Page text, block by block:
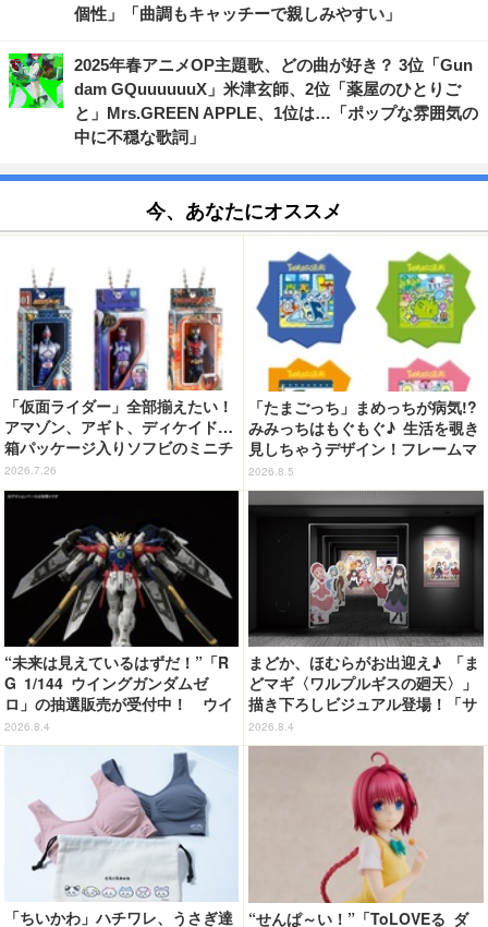
個性」「曲調もキャッチーで親しみやすい」
2025年春アニメOP主題歌、どの曲が好き？ 3位「Gun
dam GQuuuuuuX」米津玄師、2位「薬屋のひとりご
と」Mrs.GREEN APPLE、1位は…「ポップな雰囲気の
中に不穏な歌詞」
今、あなたにオススメ
「仮面ライダー」全部揃えたい！
アマゾン、アギト、ディケイド…
箱パッケージ入りソフビのミニチ
ュアが登場
2026.7.26
「たまごっち」まめっちが病気!?
みみっちはもぐもぐ♪ 生活を覗き
見しちゃうデザイン！フレームマ
グネット「ぴたっとフレーム」登
場☆
2026.8.5
“未来は見えているはずだ！”「R
G 1/144 ウイングガンダムゼ
ロ」の抽選販売が受付中！ ウイ
ングバインダーにRGならではの
ギミックを搭載
2026.8.4
まどか、ほむらがお出迎え♪ 「ま
どマギ〈ワルプルギスの廻天〉」
描き下ろしビジュアル登場！「サ
ンシャインシティプリンスホテ
ル」コラボ開催
2026.8.4
「ちいかわ」ハチワレ、うさぎ達
“せんぱ～い！”「ToLOVEる ダ